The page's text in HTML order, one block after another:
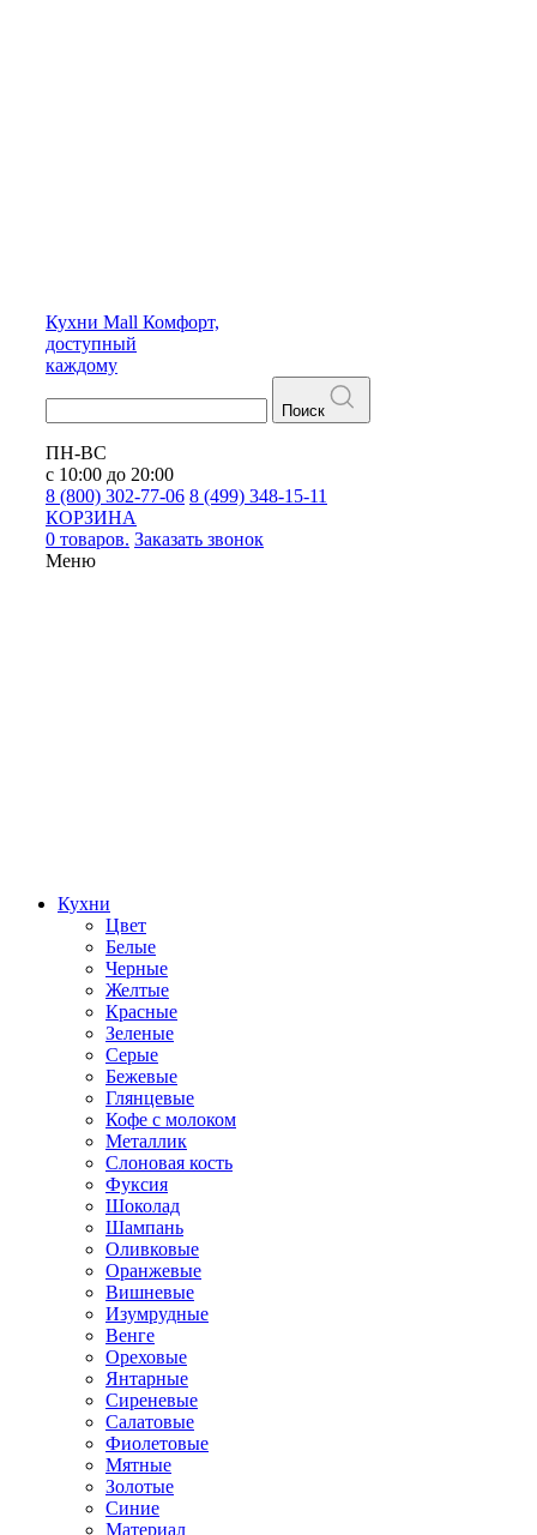
Кухни Mall Комфорт,
доступный
каждому
Поиск
ПН-ВС
с 10:00 до 20:00
8 (800) 302-77-06 8 (499) 348-15-11
КОРЗИНА
0 товаров. Заказать звонок
Меню
Кухни
Цвет
Белые
Черные
Желтые
Красные
Зеленые
Серые
Бежевые
Глянцевые
Кофе с молоком
Металлик
Слоновая кость
Фуксия
Шоколад
Шампань
Оливковые
Оранжевые
Вишневые
Изумрудные
Венге
Ореховые
Янтарные
Сиреневые
Салатовые
Фиолетовые
Мятные
Золотые
Синие
Материал